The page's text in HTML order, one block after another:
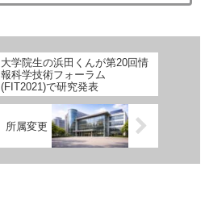
大学院生の浜田くんが第20回情
報科学技術フォーラム
(FIT2021)で研究発表
所属変更